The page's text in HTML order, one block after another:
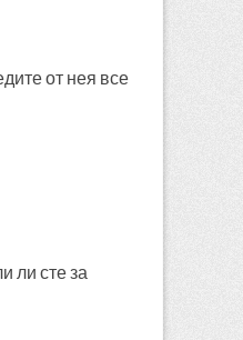
от нея все
ли сте за